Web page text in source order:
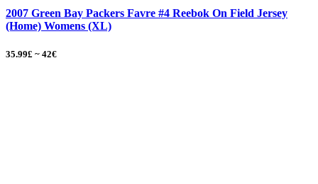
2007 Green Bay Packers Favre #4 Reebok On Field Jersey
(Home) Womens (XL)
35.99£ ~ 42€